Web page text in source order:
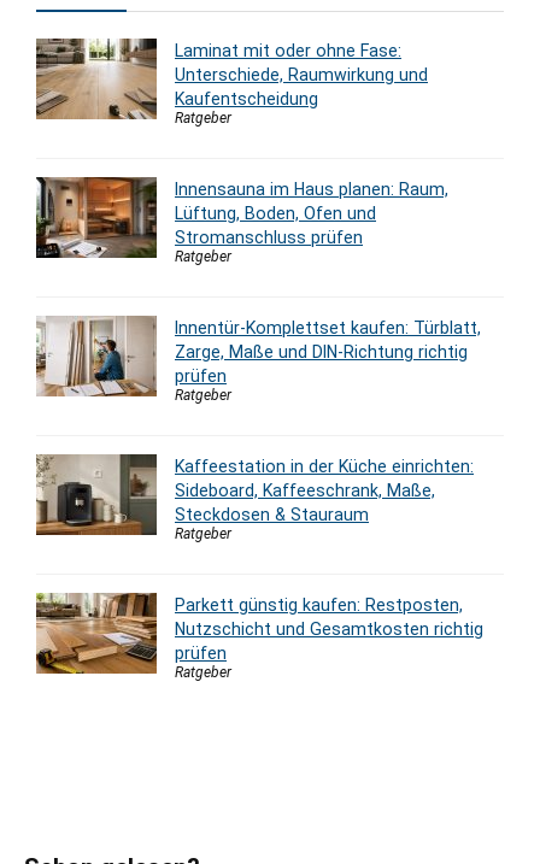
Laminat mit oder ohne Fase:
Unterschiede, Raumwirkung und
Kaufentscheidung
Ratgeber
Innensauna im Haus planen: Raum,
Lüftung, Boden, Ofen und
Stromanschluss prüfen
Ratgeber
Innentür-Komplettset kaufen: Türblatt,
Zarge, Maße und DIN-Richtung richtig
prüfen
Ratgeber
Kaffeestation in der Küche einrichten:
Sideboard, Kaffeeschrank, Maße,
Steckdosen & Stauraum
Ratgeber
Parkett günstig kaufen: Restposten,
Nutzschicht und Gesamtkosten richtig
prüfen
Ratgeber